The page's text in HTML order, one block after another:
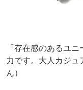
「存在感のあるユ
力です。大人カジュ
ん）